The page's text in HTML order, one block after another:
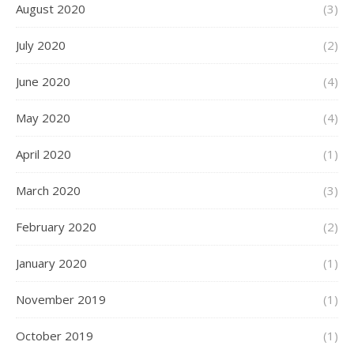
August 2020 (3)
July 2020 (2)
June 2020 (4)
May 2020 (4)
April 2020 (1)
March 2020 (3)
February 2020 (2)
January 2020 (1)
November 2019 (1)
October 2019 (1)